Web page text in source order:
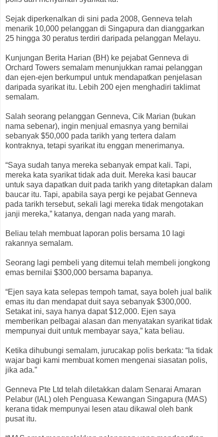
Sejak diperkenalkan di sini pada 2008, Genneva telah
menarik 10,000 pelanggan di Singapura dan dianggarkan
25 hingga 30 peratus terdiri daripada pelanggan Melayu.
Kunjungan Berita Harian (BH) ke pejabat Genneva di
Orchard Towers semalam menunjukkan ramai pelanggan
dan ejen-ejen berkumpul untuk mendapatkan penjelasan
daripada syarikat itu. Lebih 200 ejen menghadiri taklimat
semalam.
Salah seorang pelanggan Genneva, Cik Marian (bukan
nama sebenar), ingin menjual emasnya yang bernilai
sebanyak $50,000 pada tarikh yang tertera dalam
kontraknya, tetapi syarikat itu enggan menerimanya.
“Saya sudah tanya mereka sebanyak empat kali. Tapi,
mereka kata syarikat tidak ada duit. Mereka kasi baucar
untuk saya dapatkan duit pada tarikh yang ditetapkan dalam
baucar itu. Tapi, apabila saya pergi ke pejabat Genneva
pada tarikh tersebut, sekali lagi mereka tidak mengotakan
janji mereka,” katanya, dengan nada yang marah.
Beliau telah membuat laporan polis bersama 10 lagi
rakannya semalam.
Seorang lagi pembeli yang ditemui telah membeli jongkong
emas bernilai $300,000 bersama bapanya.
“Ejen saya kata selepas tempoh tamat, saya boleh jual balik
emas itu dan mendapat duit saya sebanyak $300,000.
Setakat ini, saya hanya dapat $12,000. Ejen saya
memberikan pelbagai alasan dan menyatakan syarikat tidak
mempunyai duit untuk membayar saya,” kata beliau.
Ketika dihubungi semalam, jurucakap polis berkata: “Ia tidak
wajar bagi kami membuat komen mengenai siasatan polis,
jika ada.”
Genneva Pte Ltd telah diletakkan dalam Senarai Amaran
Pelabur (IAL) oleh Penguasa Kewangan Singapura (MAS)
kerana tidak mempunyai lesen atau dikawal oleh bank
pusat itu.